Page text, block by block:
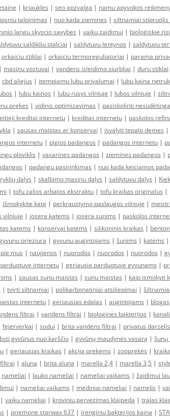
| kriaukles | seo apzvalga | namu apyvokos
talpinimas | nuo kada ziemines | siltnamiai
langu skyscio savybes | vaiku zaidimui | bioloģiskie
saldikliu stalciai | saldytuvu lentynos | saldytuvu
orkaiciu stiklai | orkaiciu termoreguliatoriai | parama
| masinu voztuvai | vandens isleidimo siurbliai | duru stiklai
cbd aliejus | itempiamu lubu privalumai | lubu kaina
| lubu kainos | lubu rusys vilniuje | lubos vilniuje |
prekes | vidinis optimizavimas | pasiskolinti nesudėtinga
kreditai internetu | kreditas internetu | paskolos
| sausas maistas ar konservai | isvalyti tepalo demes |
internetu | pigios padangos | padangos internetu |
ploviklis | vasarines padangos | ziemines padangos |
| padangu pasirinkimas | nuo kada keiciamos
dalys | skalbimo masinu dalys | saldytuvu dalys |
| tofu zalios arbatos ekstraktu | tofu kraikas originalus |
išmokykite katę | perkraustymo paslaugos vilniuje |
vilniuje | josera katems | josera sunims | paskolos
katems | konservai katems | silikoninis kraikas |
prieziura | gyvunu augintojams | šunims | katėms |
mus | naujienos | nuorodos | nuorodos | nuorodos |
internetu | geriausia parduotuve gyvunams |
| sausas sunu maistas | sunu maistas | kaip ismokyti
| tvirti siltnamiai | polikarbonatiniai atsiliepimai |
internetu | geriausias ėdalas | augintojams | blogas
filtrai | vandens filtrai | biologinės bakterijos |
fejerverkai | sodui | brita vandens filtrai | privatus darzelis
gyvūnus nuo karščio | gyvūnų maudynės vasarą | šunų
| geriausias kraikas | akcija prekems | zooprekės |
| aluna | brita aluna | marella 2,4 | marella 3,5 |
nameliai | lauko nameliai | nameliai vaikams | žaidimui
| nameliai vaikams | mediniai nameliai | namelis |
| vaiku nameliai | kroviniu pervezimas klaipeda | tralas
| priemone starwax 637 | irenginiu bakterijos kaina |